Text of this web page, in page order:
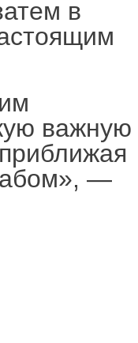
в
важную
—